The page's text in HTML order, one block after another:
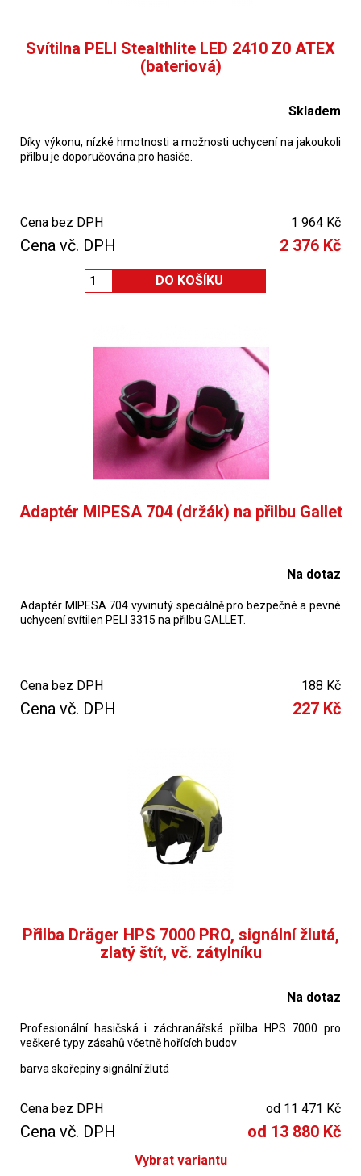
Svítilna PELI Stealthlite LED 2410 Z0 ATEX
(bateriová)
Skladem
Díky výkonu, nízké hmotnosti a možnosti uchycení na jakoukoli
přilbu je doporučována pro hasiče.
Cena bez DPH 1 964 Kč
Cena vč. DPH 2 376 Kč
Adaptér MIPESA 704 (držák) na přilbu Gallet
Na dotaz
Adaptér MIPESA 704 vyvinutý speciálně pro bezpečné a pevné
uchycení svítilen PELI 3315 na přilbu GALLET.
Cena bez DPH 188 Kč
Cena vč. DPH 227 Kč
Přilba Dräger HPS 7000 PRO, signální žlutá,
zlatý štít, vč. zátylníku
Na dotaz
Profesionální hasičská i záchranářská přilba HPS 7000 pro
veškeré typy zásahů včetně hořících budov
barva skořepiny signální žlutá
kotevní kapsy adaptérů S-fix
bez polepů,velikost H1 (52-60cm) a velikost H2 (56-66 cm)
Cena bez DPH od 11 471 Kč
Cena vč. DPH od 13 880 Kč
Vybrat variantu